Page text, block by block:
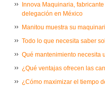
Innova Maquinaria,
delegación en México
Manitou muestra su
Todo lo que necesita saber
Qué mantenimiento necesita
¿Qué ventajas ofrecen las
¿Cómo maximizar el tiempo